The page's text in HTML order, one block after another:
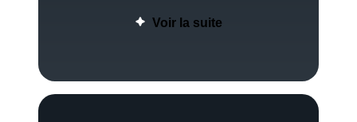
Voir la suite